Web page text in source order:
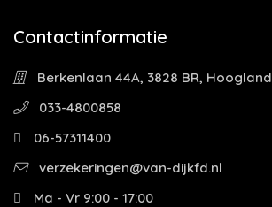
Contactinformatie
Berkenlaan 44A, 3828 BR, Hoogland
033-4800858
06-57311400
verzekeringen@van-dijkfd.nl
Ma - Vr 9:00 - 17:00